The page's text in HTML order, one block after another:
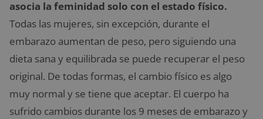
asocia la feminidad solo con el estado físico.
Todas las mujeres, sin excepción, durante el
embarazo aumentan de peso, pero siguiendo una
dieta sana y equilibrada se puede recuperar el peso
original. De todas formas, el cambio físico es algo
muy normal y se tiene que aceptar. El cuerpo ha
sufrido cambios durante los 9 meses de embarazo y